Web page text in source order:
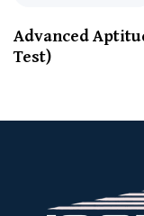
Advanced
Test)